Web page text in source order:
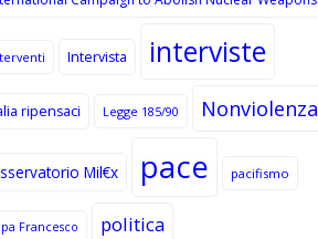
Intervista interviste
ripensaci Legge 185/90 Nonviolenza
Mil€x pace pacifismo
Francesco
politica